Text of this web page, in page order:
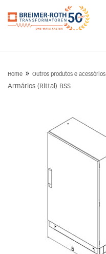
Home » Outros produtos e acessórios
Armários (Rittal) BSS